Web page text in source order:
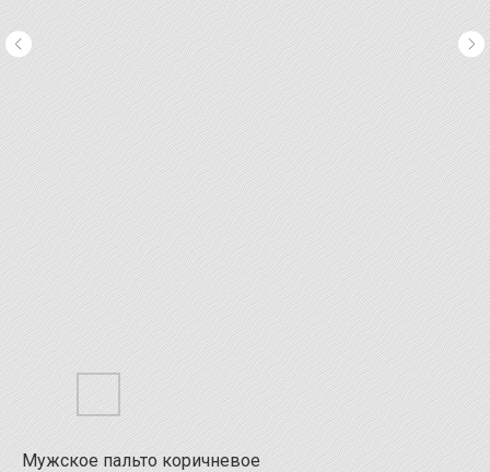
Мужское пальто коричневое